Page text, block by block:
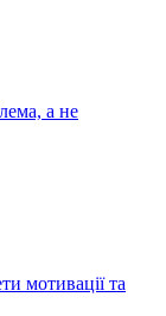
а не
мотивації та